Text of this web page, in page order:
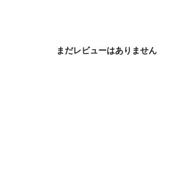
まだレビューはありません